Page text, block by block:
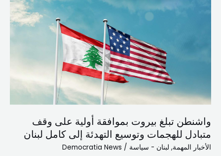
واشنطن تبلغ بيروت بموافقة أولية على وقف
متبادل للهجمات وتوسيع التهدئة إلى كامل لبنان
الأخبار المهمة, لبنان - سياسة /
Democratia News
للهجمات
التهدئة
إلى
كامل